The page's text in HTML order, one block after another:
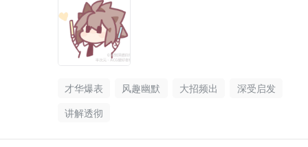
才华爆表 风趣幽默 大招频出
深受启发
讲解透彻